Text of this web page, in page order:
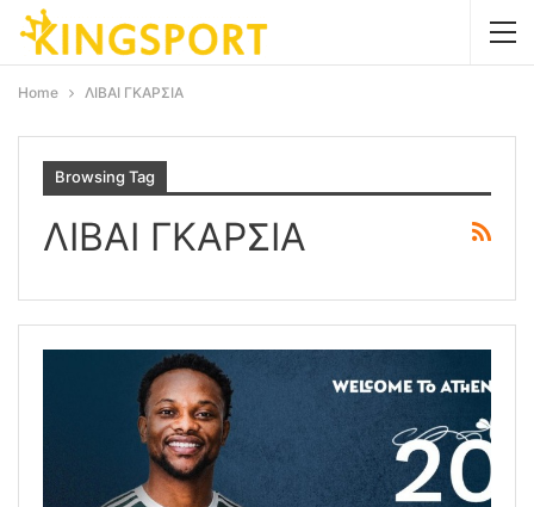
Home ΛΙΒΑΙ ΓΚΑΡΣΙΑ
Browsing Tag
ΛΙΒΑΙ ΓΚΑΡΣΙΑ